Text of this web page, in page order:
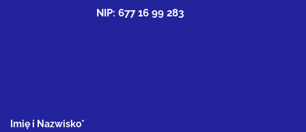
NIP: 677 16 99 283
Imię i Nazwisko*